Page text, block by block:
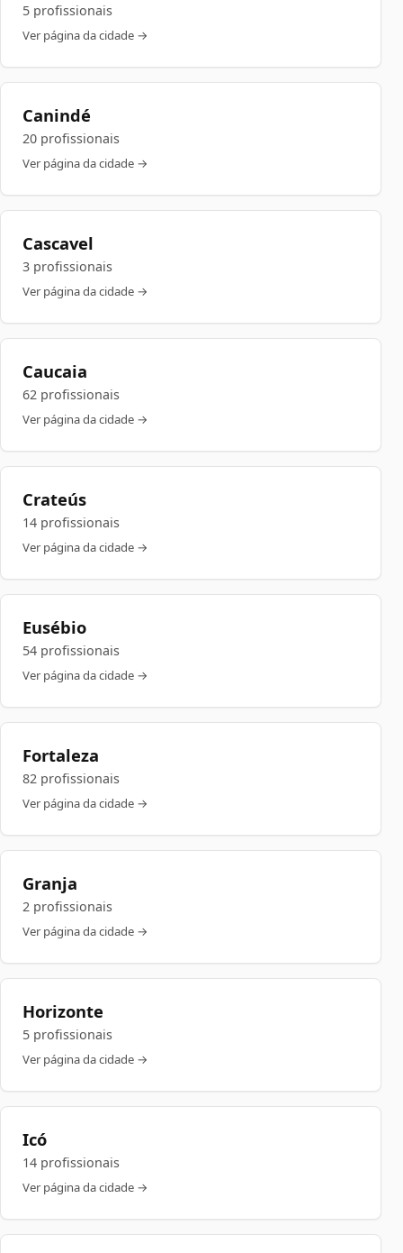
5 profissionais
Ver página da cidade →
Canindé
20 profissionais
Ver página da cidade →
Cascavel
3 profissionais
Ver página da cidade →
Caucaia
62 profissionais
Ver página da cidade →
Crateús
14 profissionais
Ver página da cidade →
Eusébio
54 profissionais
Ver página da cidade →
Fortaleza
82 profissionais
Ver página da cidade →
Granja
2 profissionais
Ver página da cidade →
Horizonte
5 profissionais
Ver página da cidade →
Icó
14 profissionais
Ver página da cidade →